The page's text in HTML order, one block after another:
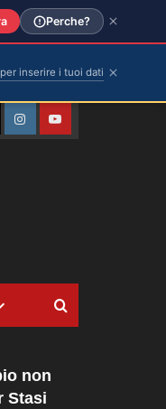
InstagramYouTube
non
Stasi
Perche?
inserire i tuoi dati